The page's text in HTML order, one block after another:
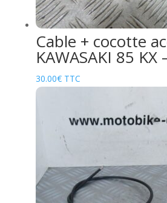
Cable + cocotte
KAWASAKI 85 KX
30.00€ TTC